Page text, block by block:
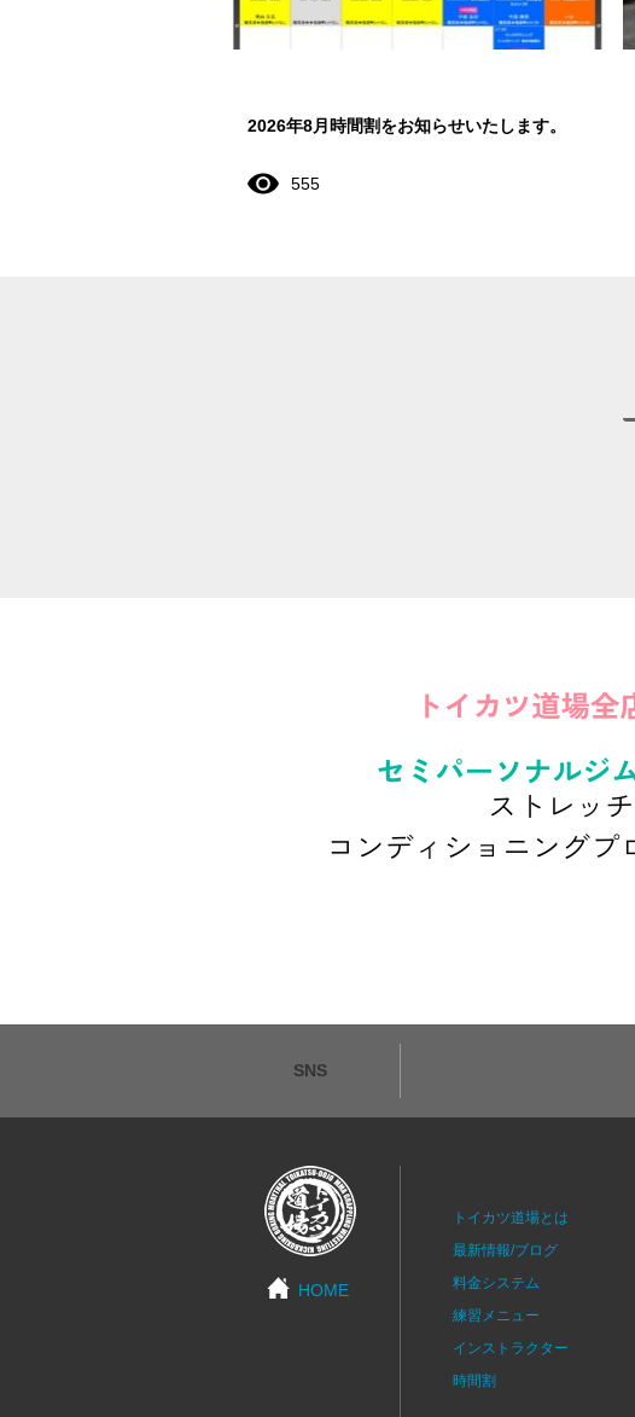
2026年8月時間割をお知らせいたします。
555
SNS
HOME
トイカツ道場とは
最新情報/ブログ
料金システム
練習メニュー
インストラクター
時間割